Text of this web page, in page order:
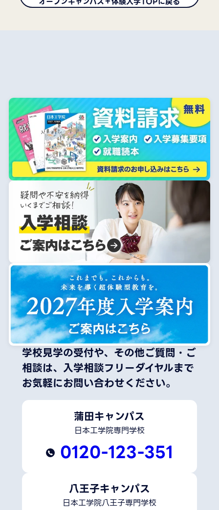
学校見学の受付や、その他ご質問・ご
相談は、 入学相談フリーダイヤルまで
お気軽にお問い合わせください。
蒲田キャンパス
日本工学院専門学校
0120-123-351
八王子キャンパス
日本工学院八王子専門学校